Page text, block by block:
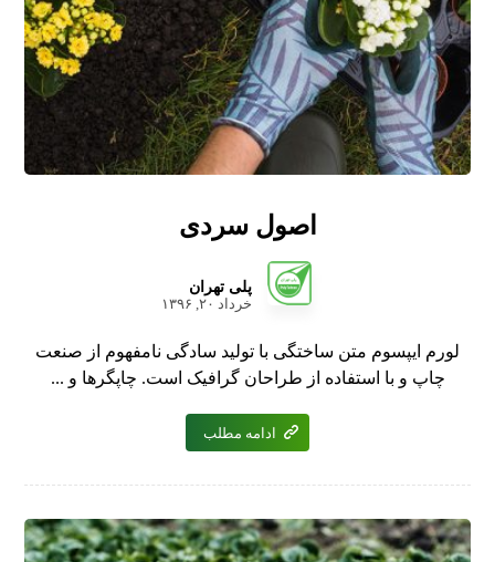
اصول سردی
پلی تهران
خرداد ۲۰, ۱۳۹۶
لورم ایپسوم متن ساختگی با تولید سادگی نامفهوم از صنعت
چاپ و با استفاده از طراحان گرافیک است. چاپگرها و ...
ادامه مطلب